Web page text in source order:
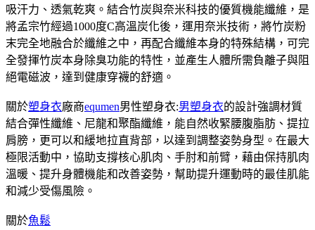
吸汗力、透氣乾爽。結合竹炭與奈米科技的優質機能纖維，是
將孟宗竹經過1000度C高溫炭化後，運用奈米技術，將竹炭粉
末完全地融合於纖維之中，再配合纖維本身的特殊結構，可完
全發揮竹炭本身除臭功能的特性，並產生人體所需負離子與阻
絕電磁波，達到健康穿襪的舒適。
關於塑身衣廠商equmen男性塑身衣:男塑身衣的設計強調材質
結合彈性纖維、尼龍和聚酯纖維，能自然收緊腰腹脂肪、提拉
肩膀，更可以和緩地拉直背部，以達到調整姿勢身型。在最大
極限活動中，協助支撐核心肌肉、手肘和前臂，藉由保持肌肉
溫暖、提升身體機能和改善姿勢，幫助提升運動時的最佳肌能
和減少受傷風險。
關於魚鬆